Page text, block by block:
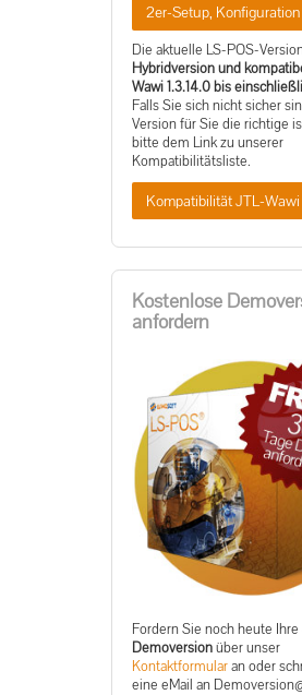
2er-Setup,
Die aktuelle LS-POS-
Hybridversion und
Wawi 1.3.14.0 bis
Falls Sie sich nicht sicher
Version für Sie die richtige
bitte dem Link zu unserer
Kompatibilitätsliste.
Kompatibilität JTL-
Kostenlose
anfordern
Fordern Sie noch heute Ihre
Demoversionüber unser
Kontaktformularan oder
eine eMail an